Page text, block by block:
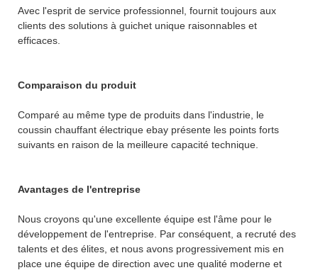
Avec l'esprit de service professionnel, fournit toujours aux
clients des solutions à guichet unique raisonnables et
efficaces.
Comparaison du produit
Comparé au même type de produits dans l'industrie, le
coussin chauffant électrique ebay présente les points forts
suivants en raison de la meilleure capacité technique.
Avantages de l'entreprise
Nous croyons qu'une excellente équipe est l'âme pour le
développement de l'entreprise. Par conséquent, a recruté des
talents et des élites, et nous avons progressivement mis en
place une équipe de direction avec une qualité moderne et